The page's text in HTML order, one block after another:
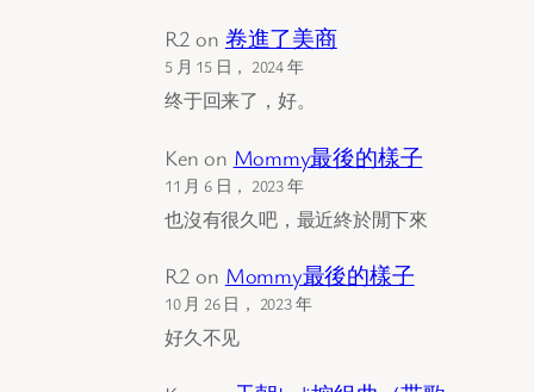
R2 on 卷進了美商
5 月 15 日， 2024 年
终于回来了，好。
Ken on Mommy最後的樣子
11 月 6 日， 2023 年
也沒有很久吧，最近終於閒下來
R2 on Mommy最後的樣子
10 月 26 日， 2023 年
好久不见